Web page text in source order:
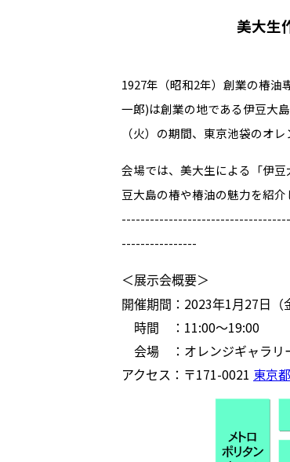
美大生
1927年（昭和2年）創業の椿油
一郎)は創業の地である伊豆大
（火）の期間、東京池袋のオ
会場では、美大生による「伊
豆大島の椿や椿油の魅力を紹介
----------------
＜展示会概要＞
開催期間： 2023年1月27日（
時間 ： 11:00～19:00
会場 ：オレンジギャラリ
アクセス：〒171-0021 東京